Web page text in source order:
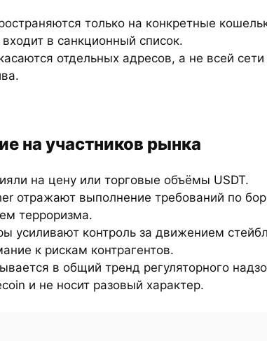
только на конкретные
в санкционный список.
отдельных адресов, а не всей сети
на участников рынка
на цену или торговые объёмы USDT.
отражают выполнение требований по
терроризма.
усиливают контроль за движением
к рискам контрагентов.
в общий тренд регуляторного
и не носит разовый характер.